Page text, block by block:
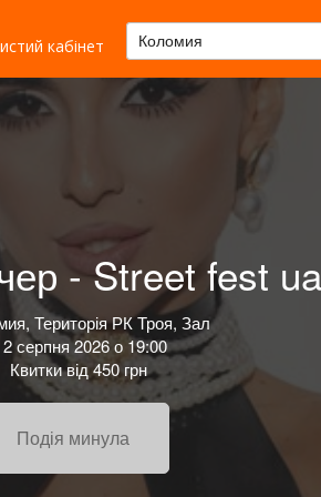
кабінет Коломия
- Street fest ua
Територія РК Троя, Зал
2 серпня 2026 о 19:00
Квитки від 450 грн
Подія минула